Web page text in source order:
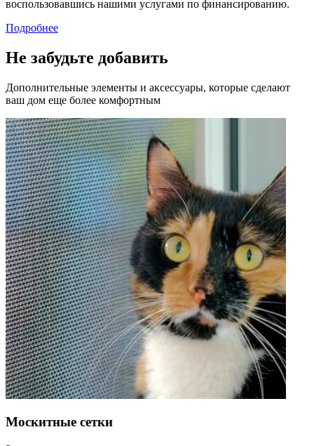
воспользовавшись нашими услугами по финансированию.
Подробнее
Не забудьте добавить
Дополнительные элементы и аксессуары, которые сделают
ваш дом еще более комфортным
Москитные сетки